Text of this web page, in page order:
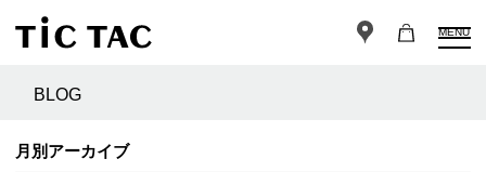
MENU
BLOG
月別アーカイブ